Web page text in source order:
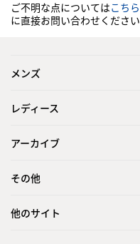
ご不明な点についてはこちら
に直接お問い合わせください
メンズ
レディース
アーカイブ
その他
他のサイト